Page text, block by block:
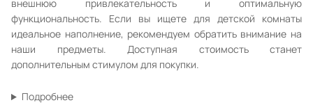
внешнюю привлекательность и оптимальную
функциональность. Если вы ищете для детской комнаты
идеальное наполнение, рекомендуем обратить внимание на
наши предметы. Доступная стоимость станет
дополнительным стимулом для покупки.
Подробнее